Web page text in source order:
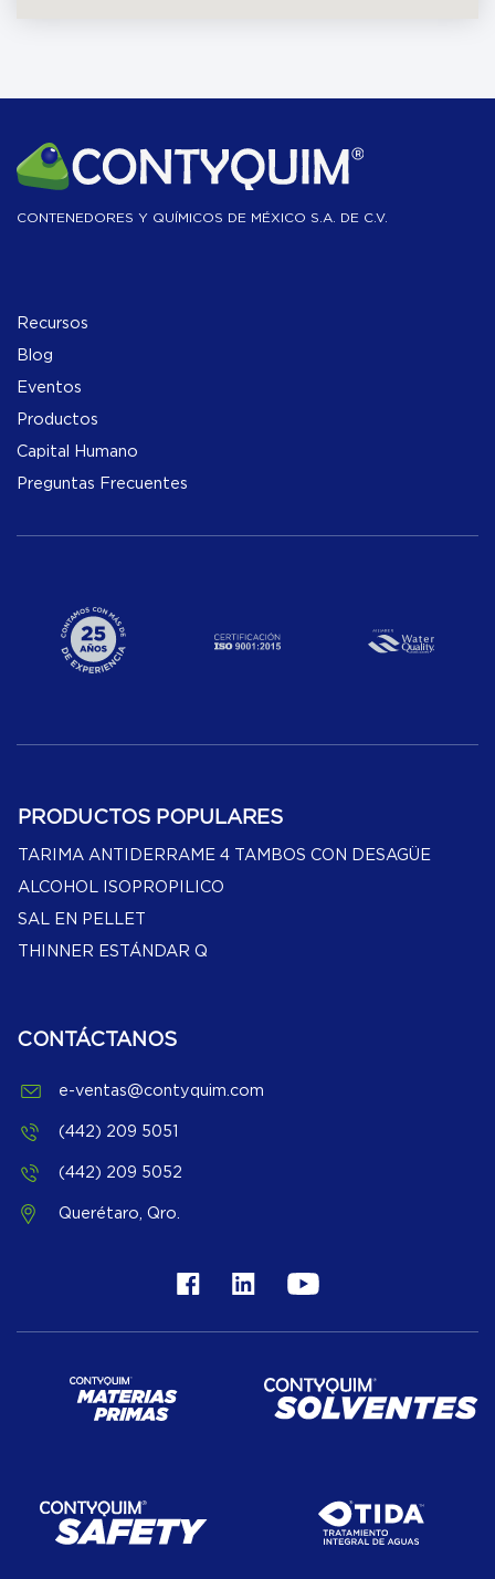
CONTENEDORES Y QUÍMICOS DE MÉXICO S.A. DE C.V.
Recursos
Blog
Eventos
Productos
Capital Humano
Preguntas Frecuentes
PRODUCTOS POPULARES
TARIMA ANTIDERRAME 4 TAMBOS CON DESAGÜE
ALCOHOL ISOPROPILICO
SAL EN PELLET
THINNER ESTÁNDAR Q
CONTÁCTANOS
e-ventas@contyquim.com
(442) 209 5051
(442) 209 5052
Querétaro, Qro.